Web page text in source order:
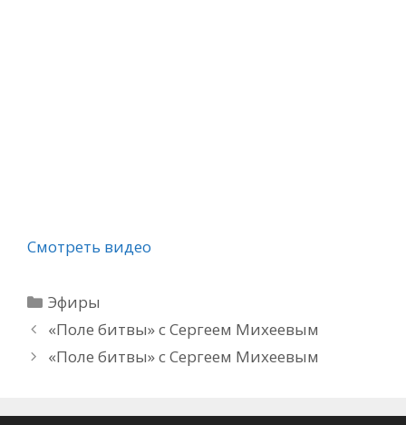
Смотреть видео
Рубрики
Эфиры
«Поле битвы» с Сергеем Михеевым
«Поле битвы» с Сергеем Михеевым